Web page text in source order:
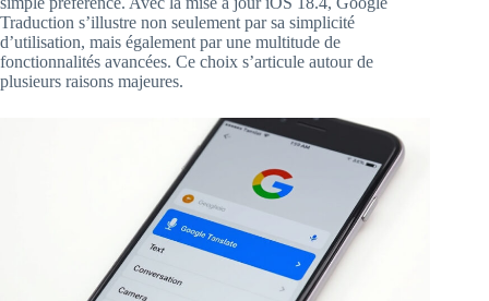
Traduction s’illustre non seulement par sa simplicité
d’utilisation, mais également par une multitude de
fonctionnalités avancées. Ce choix s’articule autour de
plusieurs raisons majeures.